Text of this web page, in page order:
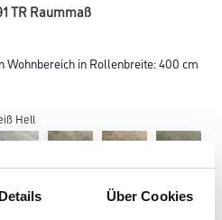
Details Über Cookies
TR Raummaß
Wohnbereich in Rollenbreite: 400 cm
Hell